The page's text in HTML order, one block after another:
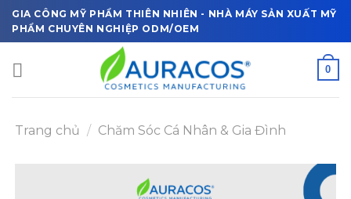
SkipGIA CÔNG MỸ PHẨM THIÊN NHIÊN - NHÀ MÁY SẢN XUẤT MỸ
PHẨM CHUYÊN NGHIỆP ODM/OEM
0
Trang chủ / Chăm Sóc Cá Nhân & Gia Đình